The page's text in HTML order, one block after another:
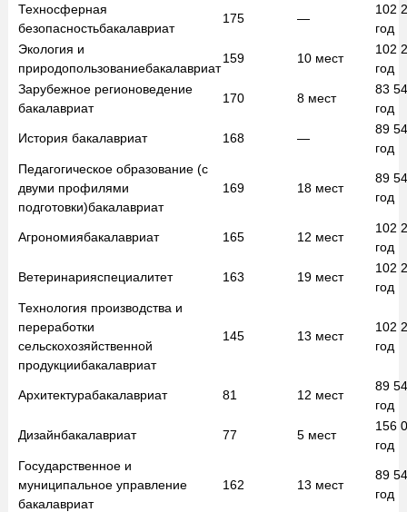
Техносферная
безопасностьбакалавриат
175 —
102
год
Экология и
природопользованиебакалавриат
159 10 мест
102
год
Зарубежное регионоведение
бакалавриат
170 8 мест
83
год
История бакалавриат 168 —
89
год
Педагогическое образование (с
двуми профилями
подготовки)бакалавриат
169 18 мест
89
год
Агрономиябакалавриат 165 12 мест
102
год
Ветеринарияспециалитет 163 19 мест
102
год
Технология производства и
переработки
сельскохозяйственной
продукциибакалавриат
145 13 мест
102
год
Архитектурабакалавриат 81 12 мест
89
год
Дизайнбакалавриат 77 5 мест
156
год
Государственное и
муниципальное управление
бакалавриат
162 13 мест
89
год